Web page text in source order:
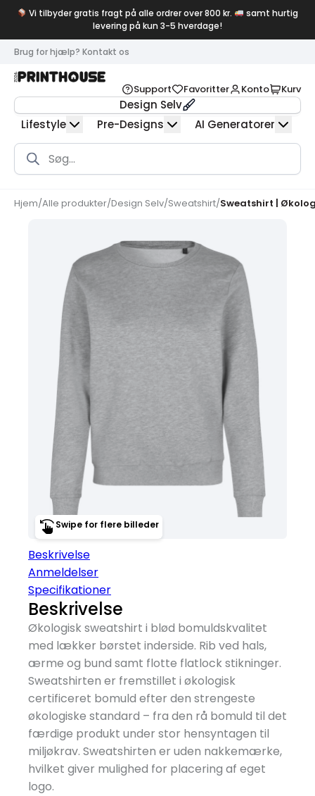
Vi tilbyder gratis fragt på alle ordrer over 800 kr.
samt hurtig
levering på kun 3-5 hverdage!
Brug for hjælp? Kontakt os
Support Favoritter Konto Kurv
Design Selv
Lifestyle
Pre-Designs AI Generatorer
Products
search
Hjem/Alle produkter/Design Selv/Sweatshirt/Sweatshirt |
Swipe for flere billeder
Beskrivelse
Anmeldelser
Specifikationer
Beskrivelse
Økologisk sweatshirt i blød bomuldskvalitet
med lækker børstet inderside. Rib ved hals,
ærme og bund samt flotte flatlock stikninger.
Sweatshirten er fremstillet i økologisk
certificeret bomuld efter den strengeste
økologiske standard – fra den rå bomuld til det
færdige produkt under stor hensyntagen til
miljøkrav. Sweatshirten er uden nakkemærke,
hvilket giver mulighed for placering af eget
logo.